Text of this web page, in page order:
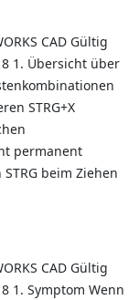
CAD Gültig
1. Übersicht über
STRG+X
permanent
beim Ziehen
CAD Gültig
1. Symptom Wenn